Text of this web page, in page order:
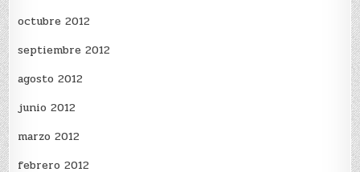
octubre 2012
septiembre 2012
agosto 2012
junio 2012
marzo 2012
febrero 2012